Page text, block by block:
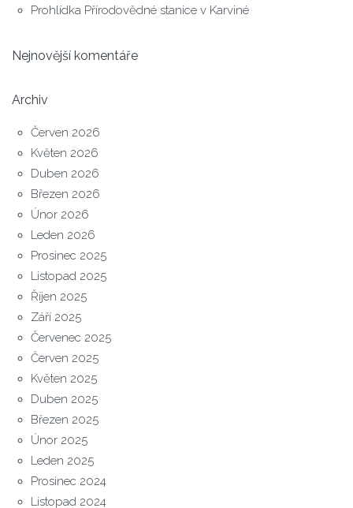
Prohlídka Přírodovědné stanice v Karviné
Nejnovější komentáře
Archiv
Červen 2026
Květen 2026
Duben 2026
Březen 2026
Únor 2026
Leden 2026
Prosinec 2025
Listopad 2025
Říjen 2025
Září 2025
Červenec 2025
Červen 2025
Květen 2025
Duben 2025
Březen 2025
Únor 2025
Leden 2025
Prosinec 2024
Listopad 2024